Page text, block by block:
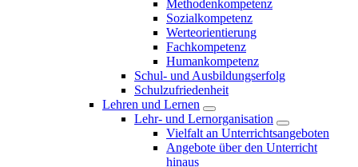
Methodenkompetenz
Sozialkompetenz
Werteorientierung
Fachkompetenz
Humankompetenz
Schul- und Ausbildungserfolg
Schulzufriedenheit
Lehren und Lernen
Lehr- und Lernorganisation
Vielfalt an Unterrichtsangeboten
Angebote über den Unterricht
hinaus